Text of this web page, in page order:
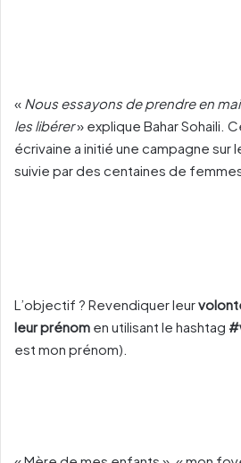
« Nous essayons de prendre en
les libérer» explique Bahar Sohaili.
écrivaine a initié une campagne sur
suivie par des centaines de
L’objectif ? Revendiquer leur
leur prénom en utilisant le hashtag
est mon prénom).